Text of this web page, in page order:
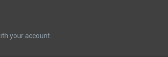
your account.